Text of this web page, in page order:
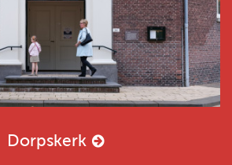
Dorpskerk